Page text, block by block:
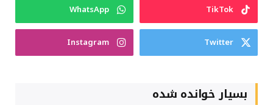
TikTok
WhatsApp
Twitter
Instagram
بسیار خوانده شده